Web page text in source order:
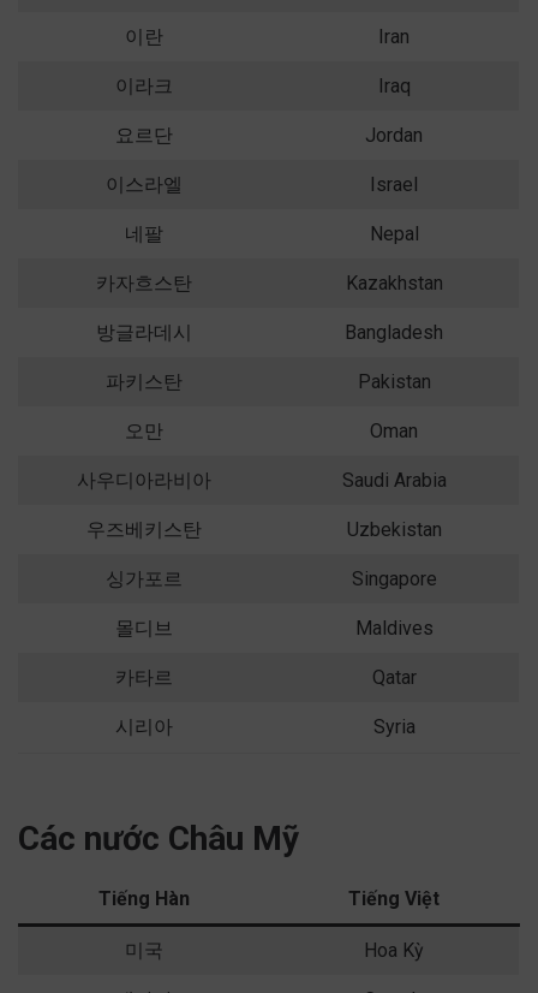
이란 Iran
이라크 Iraq
요르단 Jordan
이스라엘 Israel
네팔 Nepal
카자흐스탄 Kazakhstan
방글라데시 Bangladesh
파키스탄 Pakistan
오만 Oman
사우디아라비아 Saudi Arabia
우즈베키스탄 Uzbekistan
싱가포르 Singapore
몰디브 Maldives
카타르 Qatar
시리아 Syria
Các nước Châu Mỹ
Tiếng Hàn Tiếng Việt
미국 Hoa Kỳ